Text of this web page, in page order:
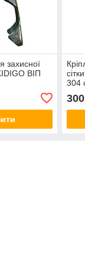
захисної
ВІП
304
300